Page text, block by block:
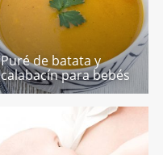
Puré de batata y
calabacín para bebés